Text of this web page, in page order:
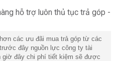
các ưu đãi mua trả góp từ các
đây nguồn lực công ty tài
giờ đây chi phí tiết kiệm sẽ được